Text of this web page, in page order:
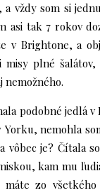
vždy som si
asi tak 7 rokov
v Brightone, a
misy plné
nemožného.
podobné jedlá v
Yorku, nemohla
vôbec je? Čítala
kam mu
zo všetkého